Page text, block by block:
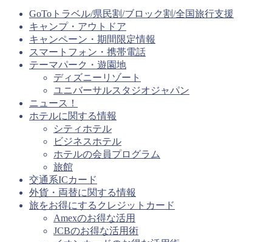
GoToトラベル/県民割/ブロック割/全国旅行支援
キャンプ・アウトドア
キャンペーン・期間限定情報
スマートフォン・携帯電話
テーマパーク・遊園地
ディズニーリゾート
ユニバーサルスタジオジャパン
ニュース！
ホテルに関する情報
シティホテル
ビジネスホテル
ホテルの会員プログラム
旅館
交通系ICカード
外貨・両替に関する情報
旅をお得にするクレジットカード
Amexのお得な活用
JCBのお得な活用術